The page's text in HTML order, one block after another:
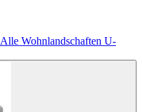
Alle Wohnlandschaften U-